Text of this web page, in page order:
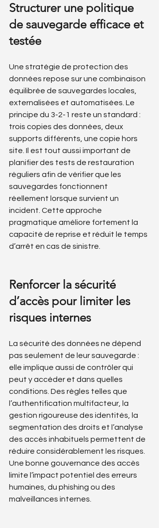
Structurer une politique
de sauvegarde efficace et
testée
Une stratégie de protection des
données repose sur une combinaison
équilibrée de sauvegardes locales,
externalisées et automatisées. Le
principe du 3-2-1 reste un standard :
trois copies des données, deux
supports différents, une copie hors
site. Il est tout aussi important de
planifier des tests de restauration
réguliers afin de vérifier que les
sauvegardes fonctionnent
réellement lorsque survient un
incident. Cette approche
pragmatique améliore fortement la
capacité de reprise et réduit le temps
d’arrêt en cas de sinistre.
Renforcer la sécurité
d’accès pour limiter les
risques internes
La sécurité des données ne dépend
pas seulement de leur sauvegarde :
elle implique aussi de contrôler qui
peut y accéder et dans quelles
conditions. Des règles telles que
l’authentification multifacteur, la
gestion rigoureuse des identités, la
segmentation des droits et l’analyse
des accès inhabituels permettent de
réduire considérablement les risques.
Une bonne gouvernance des accès
limite l’impact potentiel des erreurs
humaines, du phishing ou des
malveillances internes.